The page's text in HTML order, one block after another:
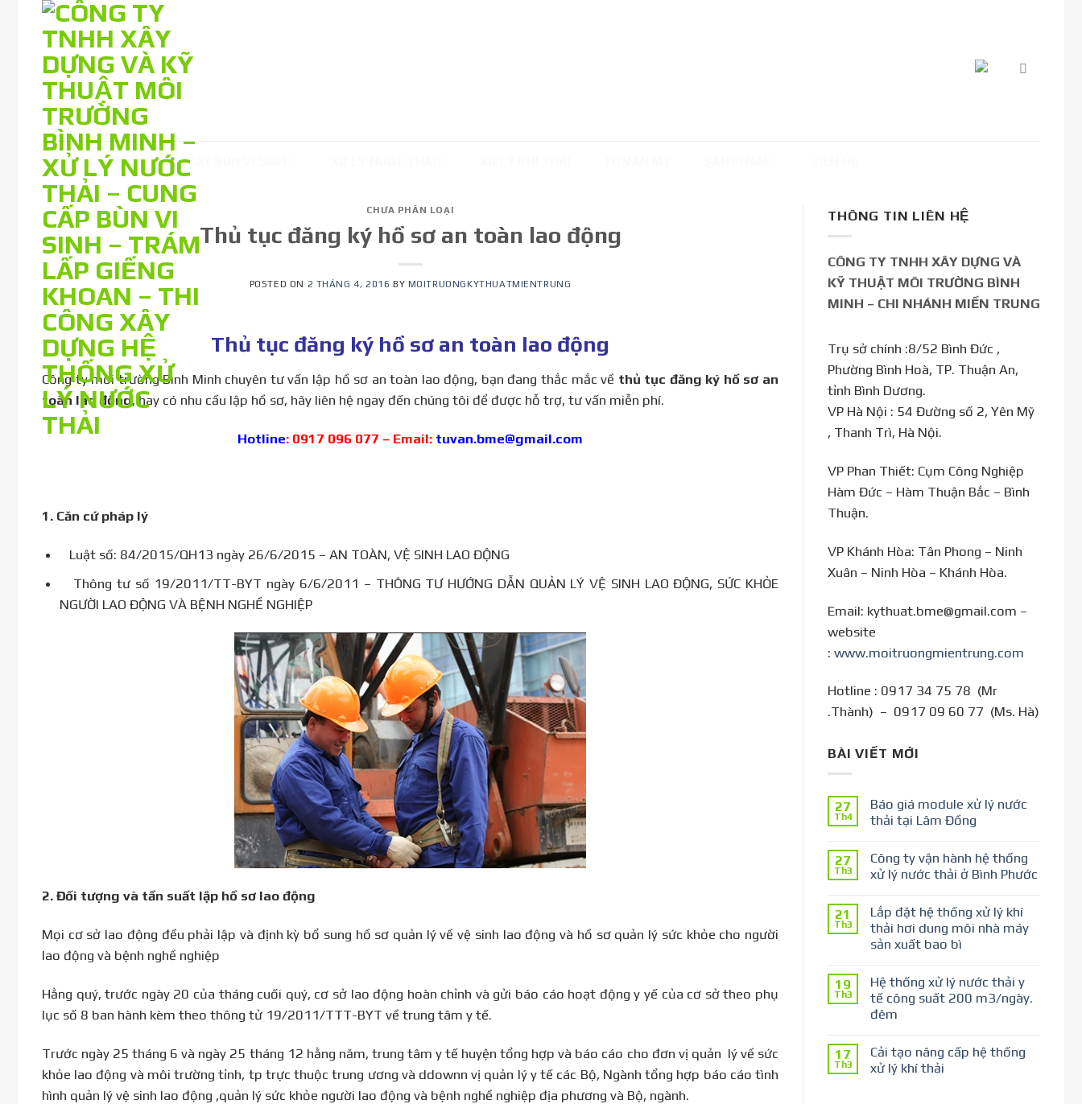
content
TRANG CHỦ NUÔI CẤY BÙN VI SINH
CHƯA PHÂN LOẠI
Thủ tục đăng ký hồ sơ an toàn lao động
POSTED ON 2 THÁNG 4, 2016 BY MOITRUONGKYTHUATMIENTRUNG
Thủ tục đăng ký hồ sơ an toàn lao động
Công ty môi trường Bình Minh chuyên tư vấn lập hồ sơ an toàn lao động, bạn đang thắc mắc về thủ tục đăng ký hồ sơ an
toàn lao động , hay có nhu cầu lập hồ sơ, hãy liên hệ ngay đến chúng tôi để được hỗ trợ, tư vấn miễn phí.
Hotline: 0917 096 077 – Email: tuvan.bme@gmail.com
1. Căn cứ pháp lý
Luật số: 84/2015/QH13 ngày 26/6/2015 – AN TOÀN, VỆ SINH LAO ĐỘNG
Thông tư số 19/2011/TT-BYT ngày 6/6/2011 – THÔNG TƯ HƯỚNG DẪN QUẢN LÝ VỆ SINH LAO ĐỘNG, SỨC KHỎE
NGƯỜI LAO ĐỘNG VÀ BỆNH NGHỀ NGHIỆP
2. Đối tượng và tần suất lập hồ sơ lao động
Mọi cơ sở lao động đều phải lập và định kỳ bổ sung hồ sơ quản lý về vệ sinh lao động và hồ sơ quản lý sức khỏe cho người
lao động và bệnh nghề nghiệp
Hằng quý, trước ngày 20 của tháng cuối quý, cơ sở lao động hoàn chỉnh và gửi báo cáo hoạt động y yế của cơ sở theo phụ
lục số 8 ban hành kèm theo thông tử 19/2011/TTT-BYT về trung tâm y tế.
Trước ngày 25 tháng 6 và ngày 25 tháng 12 hằng năm, trung tâm y tế huyện tổng hợp và báo cáo cho đơn vị quản lý về sức
khỏe lao động và môi trường tỉnh, tp trực thuộc trung ương và ddownn vị quản lý y tế các Bộ, Ngành tổng hợp báo cáo tình
hình quản lý vệ sinh lao động ,quản lý sức khỏe người lao động và bệnh nghề nghiệp địa phương và Bộ, ngành.
THÔNG TIN LIÊN HỆ
CÔNG TY TNHH XÂY DỰNG VÀ
KỸ THUẬT MÔI TRƯỜNG BÌNH
MINH – CHI NHÁNH MIỀN TRUNG
Trụ sở chính :8/52 Bình Đức ,
Phường Bình Hoà, TP. Thuận An,
tỉnh Bình Dương.
VP Hà Nội : 54 Đường số 2, Yên Mỹ
, Thanh Trì, Hà Nội.
VP Phan Thiết: Cụm Công Nghiệp
Hàm Đức – Hàm Thuận Bắc – Bình
Thuận.
VP Khánh Hòa: Tân Phong – Ninh
Xuân – Ninh Hòa – Khánh Hòa.
Email: kythuat.bme@gmail.com –
website
: www.moitruongmientrung.com
Hotline : 0917 34 75 78 (Mr
.Thành) – 0917 09 60 77 (Ms. Hà)
BÀI VIẾT MỚI
27
Th4
Báo giá module xử lý nước
thải tại Lâm Đồng
27
Th3
Công ty vận hành hệ thống
xử lý nước thải ở Bình Phước
21
Th3
Lắp đặt hệ thống xử lý khí
thải hơi dung môi nhà máy
sản xuất bao bì
19
Th3
Hệ thống xử lý nước thải y
tế công suất 200 m3/ngày.
đêm
17
Th3
Cải tạo nâng cấp hệ thống
xử lý khí thải